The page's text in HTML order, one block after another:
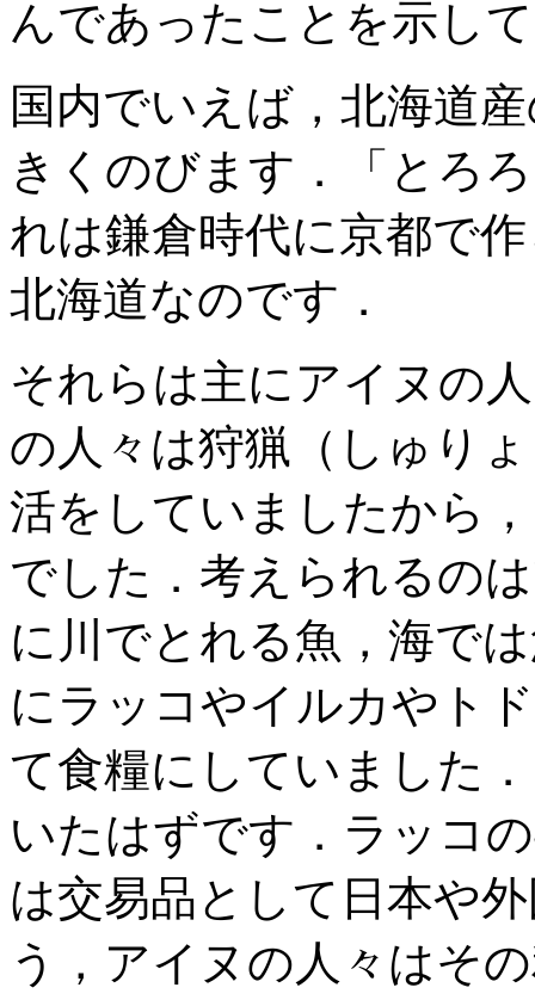
んであったことを示し
国内でいえば，北海道
きくのびます．「とろ
れは鎌倉時代に京都で
北海道なのです．
それらは主にアイヌの
の人々は狩猟（しゅり
活をしていましたから
でした．考えられるの
に川でとれる魚，海で
にラッコやイルカやト
て食糧にしていました
いたはずです．ラッコ
は交易品として日本や
う，アイヌの人々はそ